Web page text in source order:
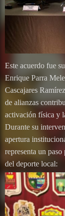
Este acuerdo fue
Enrique Parra
Cascajares
de alianzas
activación física y
Durante su
apertura
representa un
del deporte local: